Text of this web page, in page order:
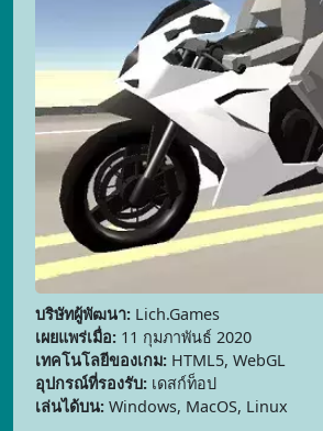
บริษัทผู้พัฒนา: Lich.Games
เผยแพร่เมื่อ: 11 กุมภาพันธ์ 2020
เทคโนโลยีของเกม: HTML5, WebGL
อุปกรณ์ที่รองรับ: เดสก์ท็อป
เล่นได้บน: Windows, MacOS, Linux